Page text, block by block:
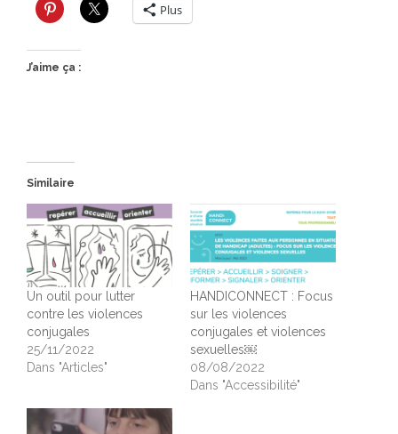
Plus
J’aime ça :
Similaire
Un outil pour lutter
contre les violences
conjugales
25/11/2022
Dans "Articles"
HANDICONNECT : Focus
sur les violences
conjugales et violences
sexuelles￼
08/08/2022
Dans "Accessibilité"